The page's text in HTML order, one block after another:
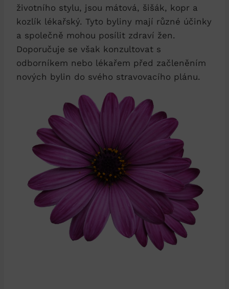
životního stylu, jsou mátová, šišák, kopr a
kozlík lékařský. Tyto byliny mají různé účinky
a společně mohou posílit zdraví žen.
Doporučuje se však konzultovat s
odborníkem nebo lékařem před začleněním
nových bylin do svého stravovacího plánu.